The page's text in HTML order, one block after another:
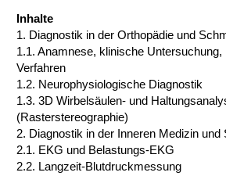
Inhalte
1. Diagnostik in der Orthopädie und
1.1. Anamnese, klinische Untersuchung,
Verfahren
1.2. Neurophysiologische Diagnostik
1.3. 3D Wirbelsäulen- und
(Rasterstereographie)
2. Diagnostik in der Inneren Medizin und
2.1. EKG und Belastungs-EKG
2.2. Langzeit-Blutdruckmessung